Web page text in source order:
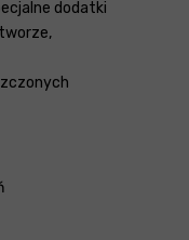
dodatki